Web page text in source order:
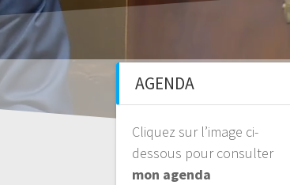
AGENDA
Cliquez sur l’image ci-
dessous pour consulter
mon agenda